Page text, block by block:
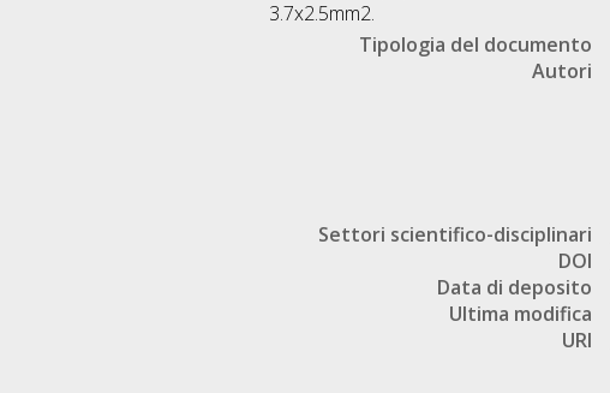
3.7x2.5mm2.
Tipologia del documento
Autori
Settori scientifico-disciplinari
DOI
Data di deposito
Ultima modifica
URI